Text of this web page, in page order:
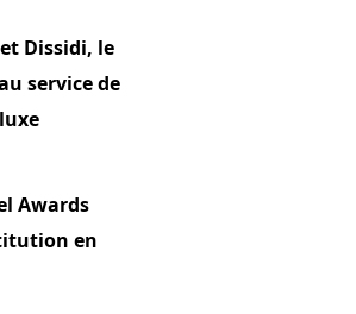
Dissidi, le
service de
Awards
en